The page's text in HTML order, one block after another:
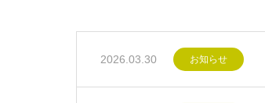
2026.03.30 お知らせ